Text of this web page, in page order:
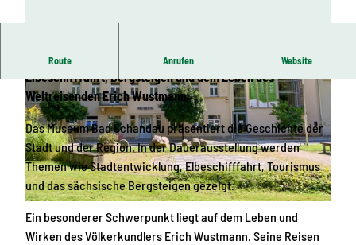
© viawww.saechsische-schweiz.de, Yvonne Brückner |CC-BY-SA
Route Anrufen Website
Heimatmuseum mit Ausstellungen zur Stadtgeschichte,
Elbeschifffahrt, Bergsteigen und dem Leben des
Weltreisenden Erich Wustmann.
Das Museum Bad Schandau präsentiert die Geschichte der
Stadt und der Region. In der Dauerausstellung werden
Themen wie Stadtentwicklung, Elbeschifffahrt, Tourismus
und das sächsische Bergsteigen gezeigt.
Ein besonderer Schwerpunkt liegt auf dem Leben und
Wirken des Völkerkundlers Erich Wustmann. Seine Reisen